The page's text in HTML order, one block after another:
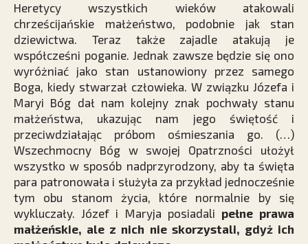
Heretycy wszystkich wieków atakowali
chrześcijańskie małżeństwo, podobnie jak stan
dziewictwa. Teraz także zajadle atakują je
współcześni poganie. Jednak zawsze będzie się ono
wyróżniać jako stan ustanowiony przez samego
Boga, kiedy stwarzał człowieka. W związku Józefa i
Maryi Bóg dał nam kolejny znak pochwały stanu
małżeństwa, ukazując nam jego świętość i
przeciwdziałając próbom ośmieszania go. (…)
Wszechmocny Bóg w swojej Opatrzności ułożył
wszystko w sposób nadprzyrodzony, aby ta święta
para patronowała i służyła za przykład jednocześnie
tym obu stanom życia, które normalnie by się
wykluczały. Józef i Maryja posiadali pełne prawa
małżeńskie, ale z nich nie skorzystali, gdyż ich